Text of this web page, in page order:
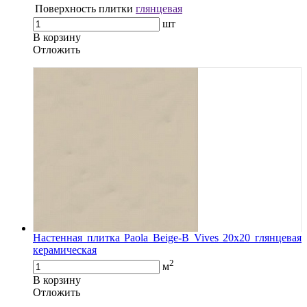
Поверхность плитки глянцевая
шт
В корзину
Oтложить
Настенная плитка Paola Beige-B Vives 20x20 глянцевая
керамическая
м2
В корзину
Oтложить